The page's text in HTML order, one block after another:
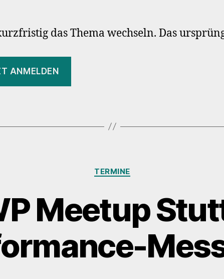
–
das Thema wechseln. Das
ANMELDEN
Kategorien
TERMINE
Meetup